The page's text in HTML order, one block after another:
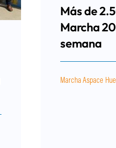
Más de
Marcha
semana
Marcha Aspace